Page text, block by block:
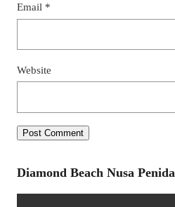
Email *
Website
Diamond Beach Nusa Penida